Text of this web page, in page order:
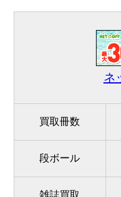
ネ
買取冊数
段ボール
雑誌買取